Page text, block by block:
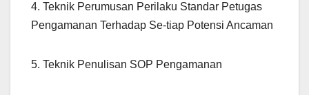
4. Teknik Perumusan Perilaku Standar Petugas
Pengamanan Terhadap Se-tiap Potensi Ancaman
5. Teknik Penulisan SOP Pengamanan